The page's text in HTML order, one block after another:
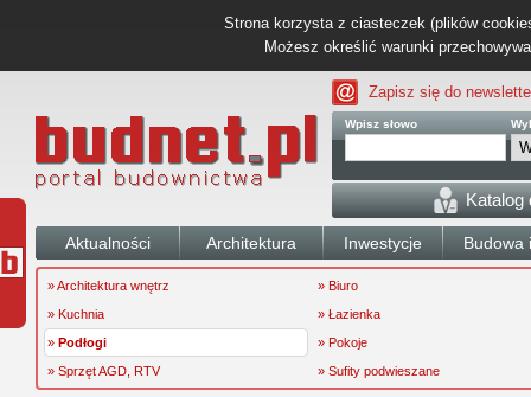
Strona korzysta z ciasteczek (plików
Możesz określić warunki
Zapisz się do
Wpisz słowo
Katalog
Aktualności Architektura Inwestycje Budowa
» Architektura wnętrz
» Biuro
» Kuchnia
» Łazienka
» Podłogi
» Pokoje
» Sprzęt AGD, RTV
» Sufity podwieszane